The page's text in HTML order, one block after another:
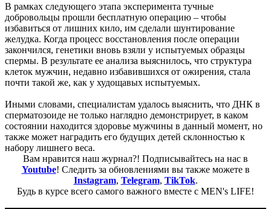
В рамках следующего этапа эксперимента тучные
добровольцы прошли бесплатную операцию – чтобы
избавиться от лишних кило, им сделали шунтирование
желудка. Когда процесс восстановления после операции
закончился, генетики вновь взяли у испытуемых образцы
спермы. В результате ее анализа выяснилось, что структура
клеток мужчин, недавно избавившихся от ожирения, стала
почти такой же, как у худощавых испытуемых.
Иными словами, специалистам удалось выяснить, что ДНК в
сперматозоиде не только наглядно демонстрирует, в каком
состоянии находится здоровье мужчины в данный момент, но
также может наградить его будущих детей склонностью к
набору лишнего веса.
Вам нравится наш журнал?! Подписывайтесь на нас в
Youtube! Следить за обновлениями вы также можете в
Instagram, Telegram, TikTok.
Будь в курсе всего самого важного вместе с MEN's LIFE!